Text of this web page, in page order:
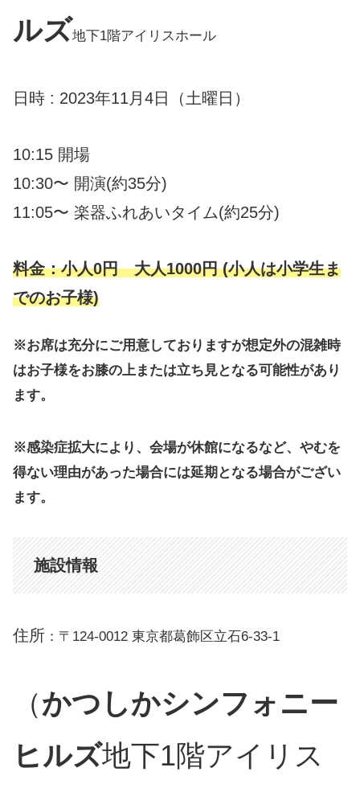
ルズ地下1階アイリスホール
日時 : 2023年11月4日（土曜日）
10:15 開場
10:30〜 開演(約35分)
11:05〜 楽器ふれあいタイム(約25分)
料金：小人0円 大人1000円 (小人は小学生ま
でのお子様)
※お席は充分にご用意しておりますが想定外の混雑時
はお子様をお膝の上または立ち見となる可能性があり
ます。
※感染症拡大により、会場が休館になるなど、やむを
得ない理由があった場合には延期となる場合がござい
ます。
施設情報
住所 ：〒124-0012 東京都葛飾区立石6-33-1
（かつしかシンフォニー
ヒルズ地下1階アイリス